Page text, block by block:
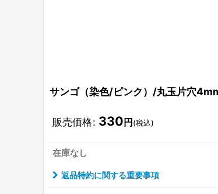
サンゴ（染色/ピンク）/丸玉片穴
販売価格: 330 円 (税込)
在庫なし
返品特約に関する重要事項